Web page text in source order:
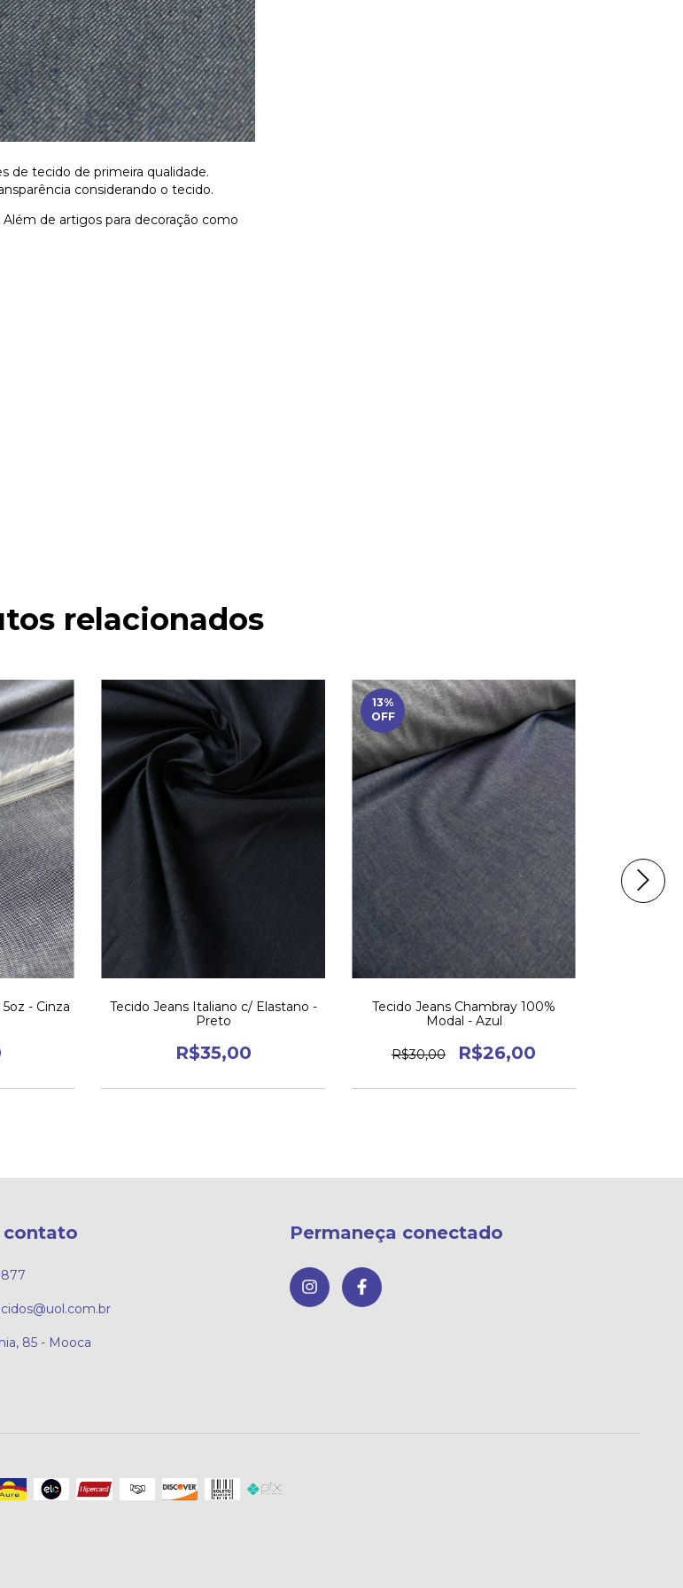
de tecido de primeira qualidade.
considerando o tecido.
de artigos para decoração como
relacionados
- Cinza
Tecido Jeans Italiano c/ Elastano -
Preto
R$35,00
13%
OFF
Tecido Jeans Chambray 100%
Modal - Azul
R$30,00 R$26,00
contato
85 - Mooca
Permaneça conectado